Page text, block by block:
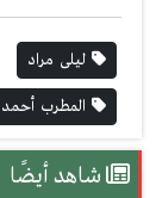
ليلى مراد
المطرب
شاهد أيضًا